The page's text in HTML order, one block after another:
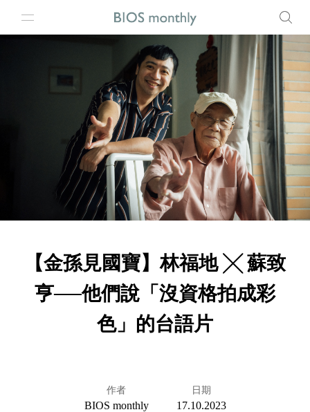
【金孫見國寶】林福地 ╳ 蘇致
亨──他們說「沒資格拍成彩
色」的台語片
作者
BIOS monthly
日期
17.10.2023